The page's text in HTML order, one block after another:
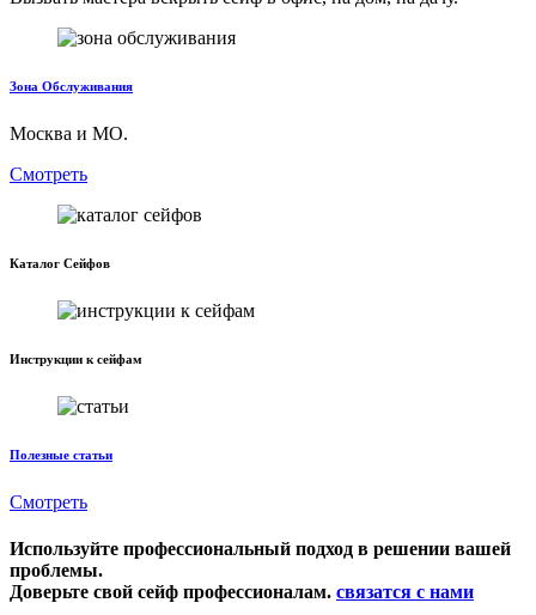
Зона Обслуживания
Москва и МО.
Смотреть
Каталог Сейфов
Инструкции к сейфам
Полезные статьи
Смотреть
Используйте профессиональный подход в решении вашей
проблемы.
Доверьте свой сейф профессионалам. связатся с нами